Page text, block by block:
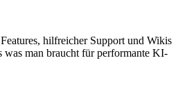
hilfreicher Support und Wikis
was man braucht für performante KI-